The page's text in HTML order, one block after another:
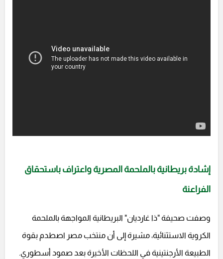
إشادة بريطانية بالملحمة المصرية واعتراف باستحقاق
الفراعنة
وصفت صحيفة "ذا غارديان" البريطانية المواجهة بالملحمة
الكروية الاستثنائية، مشيرة إلى أن منتخب مصر اصطدم بقوة
الطبيعة الأرجنتينية في اللحظات الأخيرة بعد صمود أسطوري.